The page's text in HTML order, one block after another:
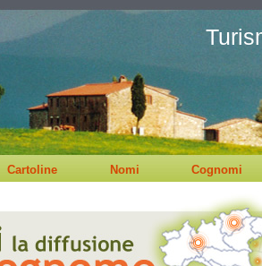
Cartoline Nomi Cognomi